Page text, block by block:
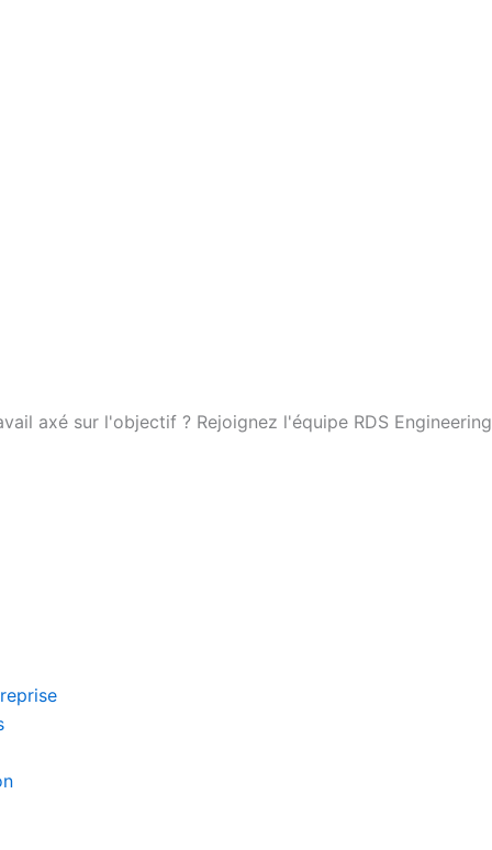
axé sur l'objectif ? Rejoignez l'équipe RDS Engineering